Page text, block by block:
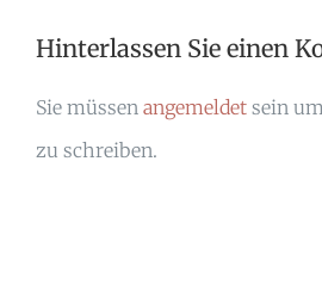
Hinterlassen Sie einen
Sie müssen angemeldet sein
zu schreiben.